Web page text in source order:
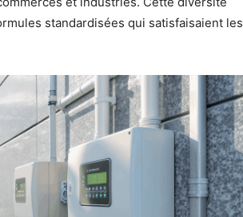
standardisées qui satisfaisaient les